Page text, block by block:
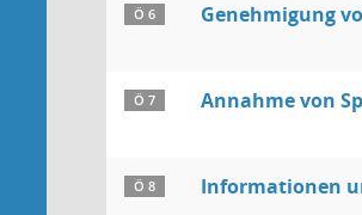
Ö 6 Genehmigung
Ö 7 Annahme von
Ö 8 Informationen